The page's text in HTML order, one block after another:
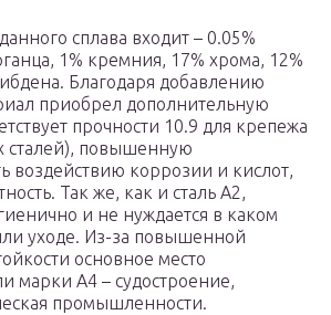
сплава входит – 0.05%
1% кремния, 17% хрома, 12%
Благодаря добавлению
приобрел дополнительную
прочности 10.9 для крепежа
сталей), повышенную
воздействию коррозии и кислот,
Так же, как и сталь А2,
и не нуждается в каком
уходе. Из-за повышенной
основное место
марки А4 – судостроение,
промышленности.